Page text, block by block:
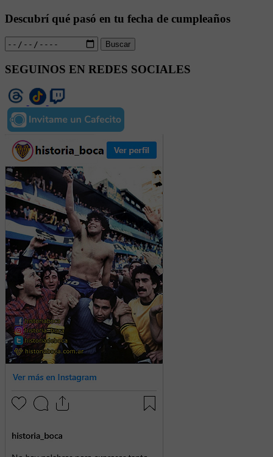
Descubrí qué pasó en tu fecha de cumpleaños
Buscar
SEGUINOS EN REDES SOCIALES